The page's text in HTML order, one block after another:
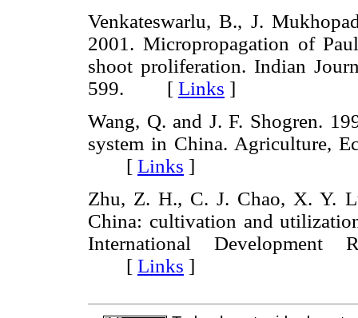
Venkateswarlu, B., J.
2001. Micropropagation of
shoot proliferation. Indian
599. [ Links ]
Wang, Q. and J. F. Shogren.
system in China. Agriculture,
[ Links ]
Zhu, Z. H., C. J. Chao, X. Y.
China: cultivation and
International Development
[ Links ]